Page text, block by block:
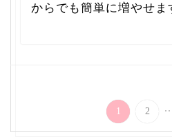
からでも簡単に増やせま
1 2